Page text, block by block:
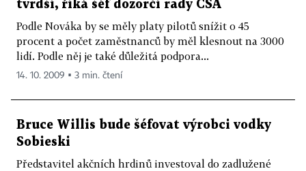
tvrdší, říká šéf dozorčí rady ČSA
Podle Nováka by se měly platy pilotů snížit o 45
procent a počet zaměstnanců by měl klesnout na 3000
lidí. Podle něj je také důležitá podpora...
14. 10. 2009 ▪ 3 min. čtení
Bruce Willis bude šéfovat výrobci vodky
Sobieski
Představitel akčních hrdinů investoval do zadlužené